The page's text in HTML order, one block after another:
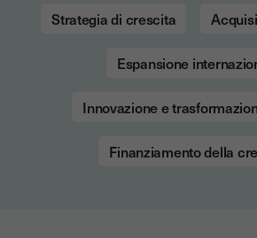
Strategia di crescita
Espansione
Innovazione e
Finanziamento della